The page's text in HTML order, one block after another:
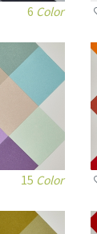
6 Color
15 Color